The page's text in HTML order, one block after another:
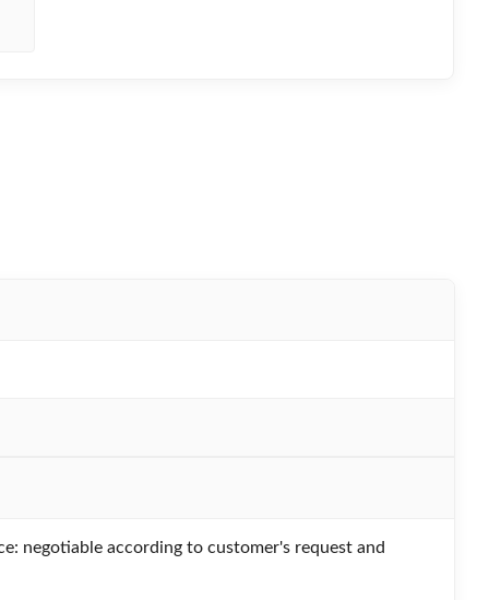
negotiable according to customer's request and